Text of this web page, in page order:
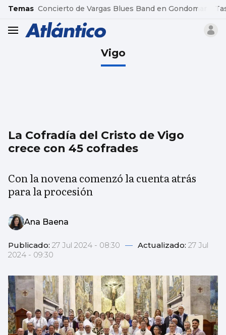
common.go-to-content
Temas Concierto de Vargas Blues Band en Gondomar
header.menu.open
Vigo
La Cofradía del Cristo de Vigo
crece con 45 cofrades
Con la novena comenzó la cuenta atrás
para la procesión
Ana Baena
Publicado: 27 Jul 2024 - 08:30 — Actualizado: 27 Jul
2024 - 09:30